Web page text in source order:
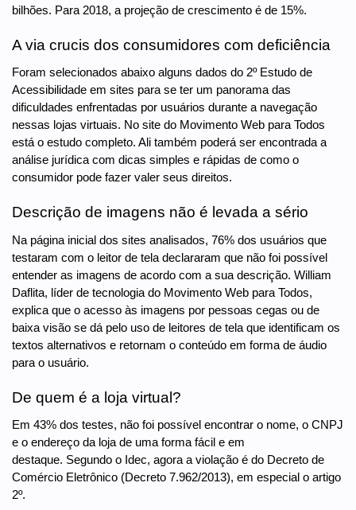
bilhões. Para 2018, a projeção de crescimento é de 15%.
A via crucis dos consumidores com deficiência
Foram selecionados abaixo alguns dados do 2º Estudo de
Acessibilidade em sites para se ter um panorama das
dificuldades enfrentadas por usuários durante a navegação
nessas lojas virtuais. No site do Movimento Web para Todos
está o estudo completo. Ali também poderá ser encontrada a
análise jurídica com dicas simples e rápidas de como o
consumidor pode fazer valer seus direitos.
Descrição de imagens não é levada a sério
Na página inicial dos sites analisados, 76% dos usuários que
testaram com o leitor de tela declararam que não foi possível
entender as imagens de acordo com a sua descrição. William
Daflita, líder de tecnologia do Movimento Web para Todos,
explica que o acesso às imagens por pessoas cegas ou de
baixa visão se dá pelo uso de leitores de tela que identificam os
textos alternativos e retornam o conteúdo em forma de áudio
para o usuário.
De quem é a loja virtual?
Em 43% dos testes, não foi possível encontrar o nome, o CNPJ
e o endereço da loja de uma forma fácil e em
destaque. Segundo o Idec, agora a violação é do Decreto de
Comércio Eletrônico (Decreto 7.962/2013), em especial o artigo
2º.